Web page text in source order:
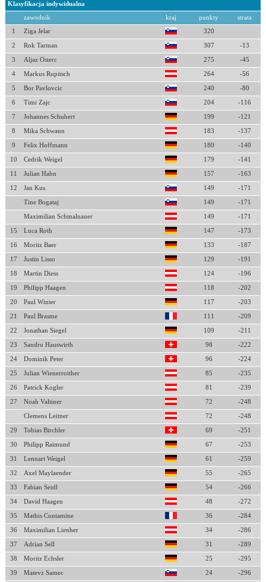
Klasyfikacja indywidualna
zawodnik kraj punkty strata
1 Ziga Jelar 320
2 Rok Tarman 307 -13
3 Aljaz Osterc 275 -45
4 Markus Rupitsch 264 -56
5 Bor Pavlovcic 240 -80
6 Timi Zajc 204 -116
7 Johannes Schubert 199 -121
8 Mika Schwann 183 -137
9 Felix Hoffmann 180 -140
10 Cedrik Weigel 179 -141
11 Julian Hahn 157 -163
12 Jan Kus 149 -171
Tine Bogataj 149 -171
Maximilian Schmalnauer 149 -171
15 Luca Roth 147 -173
16 Moritz Baer 133 -187
17 Justin Lisso 129 -191
18 Martin Diess 124 -196
19 Philipp Haagen 118 -202
20 Paul Winter 117 -203
21 Paul Brasme 111 -209
22 Jonathan Siegel 109 -211
23 Sandro Hauswirth 98 -222
24 Dominik Peter 96 -224
25 Julian Wienerroither 85 -235
26 Patrick Kogler 81 -239
27 Noah Valtiner 72 -248
Clemens Leitner 72 -248
29 Tobias Birchler 69 -251
30 Philipp Raimund 67 -253
31 Lennart Weigel 61 -259
32 Axel Maylaender 55 -265
33 Fabian Seidl 54 -266
34 David Haagen 48 -272
35 Mathis Contamine 36 -284
36 Maximilian Lienher 34 -286
37 Adrian Sell 31 -289
38 Moritz Echsler 25 -295
39 Matevz Samec 24 -296